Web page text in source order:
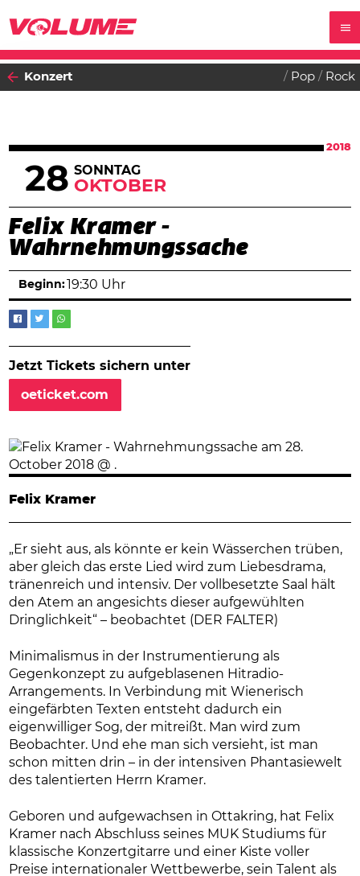
Konzert Pop Rock
2018
28 SONNTAG
OKTOBER
Felix Kramer -
Wahrnehmungssache
Jetzt Tickets sichern unter
oeticket.com
Beginn: 19:30 Uhr
Felix Kramer
„Er sieht aus, als könnte er kein Wässerchen trüben,
aber gleich das erste Lied wird zum Liebesdrama,
tränenreich und intensiv. Der vollbesetzte Saal hält
den Atem an angesichts dieser aufgewühlten
Dringlichkeit“ – beobachtet (DER FALTER)
Minimalismus in der Instrumentierung als
Gegenkonzept zu aufgeblasenen Hitradio-
Arrangements. In Verbindung mit Wienerisch
eingefärbten Texten entsteht dadurch ein
eigenwilliger Sog, der mitreißt. Man wird zum
Beobachter. Und ehe man sich versieht, ist man
schon mitten drin – in der intensiven Phantasiewelt
des talentierten Herrn Kramer.
Geboren und aufgewachsen in Ottakring, hat Felix
Kramer nach Abschluss seines MUK Studiums für
klassische Konzertgitarre und einer Kiste voller
Preise internationaler Wettbewerbe, sein Talent als